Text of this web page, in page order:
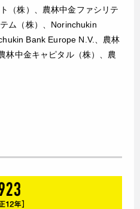
（株）、農林中金ファシリテ
ム（株）、Norinchukin
Bank Europe N.V.、農林
林中金キャピタル（株）、農